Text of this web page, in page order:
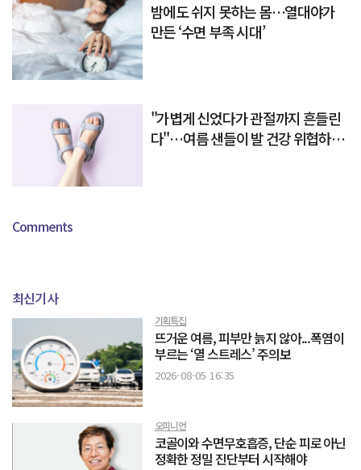
밤에도 쉬지 못하는 몸…열대야가
만든 ‘수면 부족 시대’
"가볍게 신었다가 관절까지 흔들린
다"…여름 샌들이 발 건강 위협하는
Comments
최신기사
기획특집
뜨거운 여름, 피부만 늙지 않아...폭염이
부르는 ‘열 스트레스’ 주의보
2026-08-05 16:35
오피니언
코골이와 수면무호흡증, 단순 피로 아닌
정확한 정밀 진단부터 시작해야